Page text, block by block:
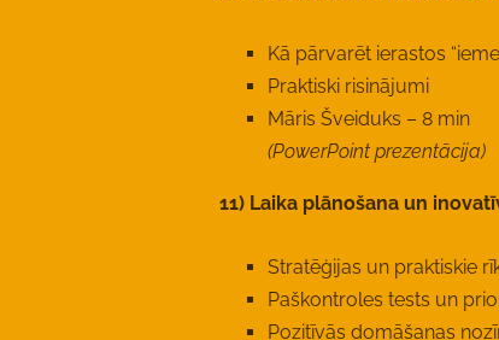
Kā pārvarēt ierastos
Praktiski risinājumi
Māris Šveiduks – 8 min
(PowerPoint prezentācija)
11) Laika plānošana un
Stratēģijas un praktiskie
Paškontroles tests un
Pozitīvās domāšanas